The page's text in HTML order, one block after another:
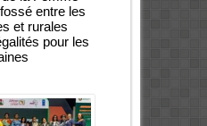
entre les
et rurales
pour les